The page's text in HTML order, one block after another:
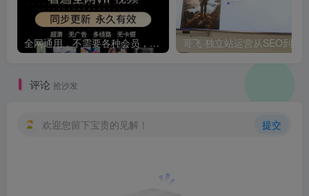
全网通用，不需要各种会员，再也不缺电影看！！
评论 抢沙发
欢迎您留下宝贵的见解！ 提交